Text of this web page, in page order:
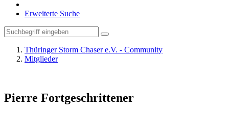
Erweiterte Suche
Thüringer Storm Chaser e.V. - Community
Mitglieder
Pierre Fortgeschrittener